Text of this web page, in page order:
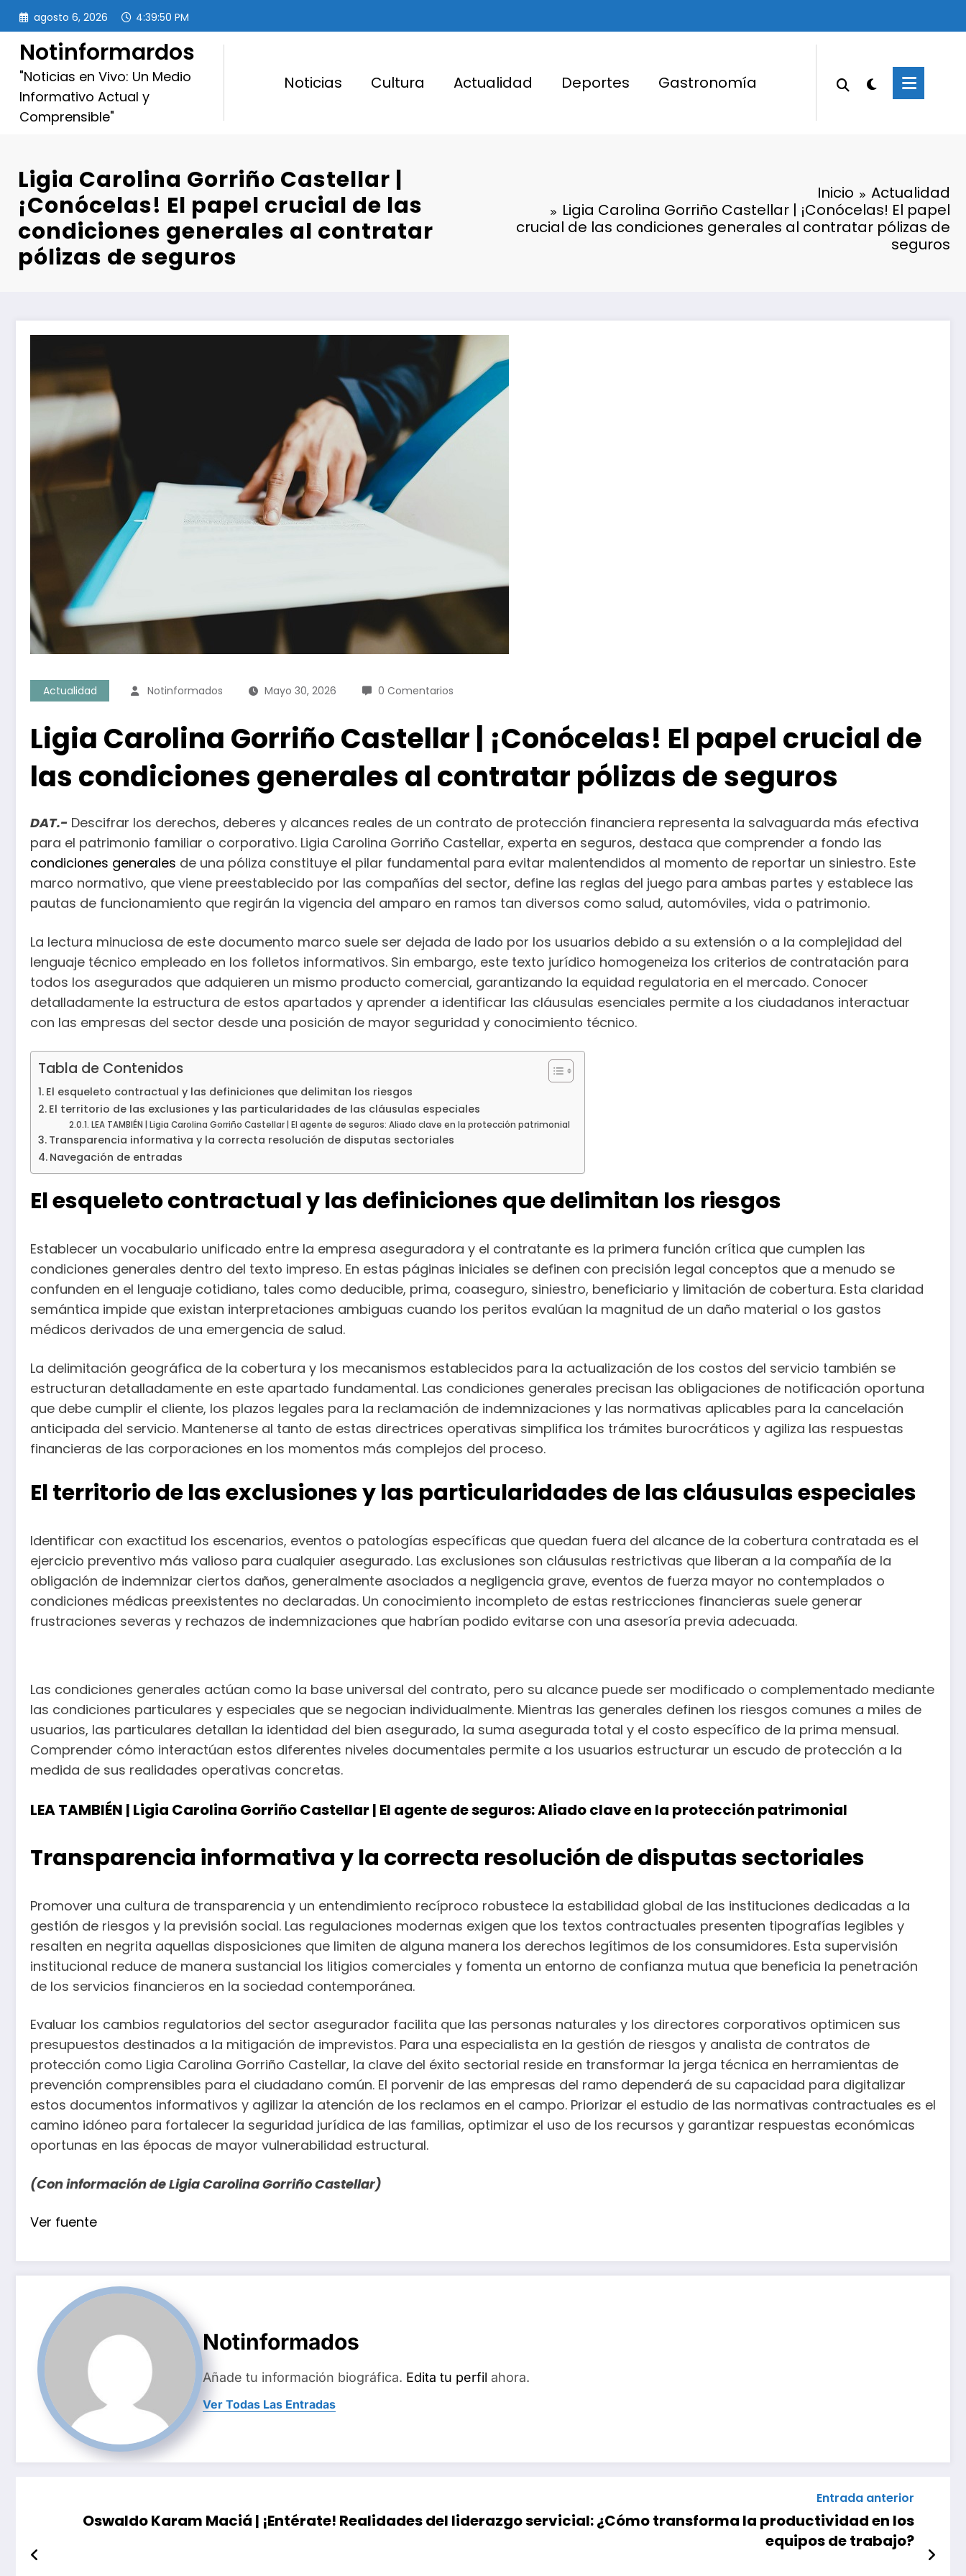
Saltar
contenido
agosto 6, 2026 4:39:51 PM
Notinformardos
"Noticias en Vivo: Un Medio
Informativo Actual y
Comprensible"
Noticias Cultura Actualidad Deportes Gastronomía
Ligia Carolina Gorriño Castellar |
¡Conócelas! El papel crucial de las
condiciones generales al contratar
pólizas de seguros
Inicio
Actualidad
Ligia Carolina Gorriño Castellar | ¡Conócelas! El papel
crucial de las condiciones generales al contratar pólizas de
seguros
Actualidad Notinformados Mayo 30, 2026 0 Comentarios
Ligia Carolina Gorriño Castellar | ¡Conócelas! El papel crucial de
las condiciones generales al contratar pólizas de seguros
DAT.- Descifrar los derechos, deberes y alcances reales de un contrato de protección financiera representa la salvaguarda más efectiva
para el patrimonio familiar o corporativo. Ligia Carolina Gorriño Castellar, experta en seguros, destaca que comprender a fondo las
condiciones generales de una póliza constituye el pilar fundamental para evitar malentendidos al momento de reportar un siniestro. Este
marco normativo, que viene preestablecido por las compañías del sector, define las reglas del juego para ambas partes y establece las
pautas de funcionamiento que regirán la vigencia del amparo en ramos tan diversos como salud, automóviles, vida o patrimonio.
La lectura minuciosa de este documento marco suele ser dejada de lado por los usuarios debido a su extensión o a la complejidad del
lenguaje técnico empleado en los folletos informativos. Sin embargo, este texto jurídico homogeneiza los criterios de contratación para
todos los asegurados que adquieren un mismo producto comercial, garantizando la equidad regulatoria en el mercado. Conocer
detalladamente la estructura de estos apartados y aprender a identificar las cláusulas esenciales permite a los ciudadanos interactuar
con las empresas del sector desde una posición de mayor seguridad y conocimiento técnico.
Tabla de Contenidos
El esqueleto contractual y las definiciones que delimitan los riesgos
El territorio de las exclusiones y las particularidades de las cláusulas especiales
LEA TAMBIÉN | Ligia Carolina Gorriño Castellar | El agente de seguros: Aliado clave en la protección patrimonial
Transparencia informativa y la correcta resolución de disputas sectoriales
Navegación de entradas
El esqueleto contractual y las definiciones que delimitan los riesgos
Establecer un vocabulario unificado entre la empresa aseguradora y el contratante es la primera función crítica que cumplen las
condiciones generales dentro del texto impreso. En estas páginas iniciales se definen con precisión legal conceptos que a menudo se
confunden en el lenguaje cotidiano, tales como deducible, prima, coaseguro, siniestro, beneficiario y limitación de cobertura. Esta claridad
semántica impide que existan interpretaciones ambiguas cuando los peritos evalúan la magnitud de un daño material o los gastos
médicos derivados de una emergencia de salud.
La delimitación geográfica de la cobertura y los mecanismos establecidos para la actualización de los costos del servicio también se
estructuran detalladamente en este apartado fundamental. Las condiciones generales precisan las obligaciones de notificación oportuna
que debe cumplir el cliente, los plazos legales para la reclamación de indemnizaciones y las normativas aplicables para la cancelación
anticipada del servicio. Mantenerse al tanto de estas directrices operativas simplifica los trámites burocráticos y agiliza las respuestas
financieras de las corporaciones en los momentos más complejos del proceso.
El territorio de las exclusiones y las particularidades de las cláusulas especiales
Identificar con exactitud los escenarios, eventos o patologías específicas que quedan fuera del alcance de la cobertura contratada es el
ejercicio preventivo más valioso para cualquier asegurado. Las exclusiones son cláusulas restrictivas que liberan a la compañía de la
obligación de indemnizar ciertos daños, generalmente asociados a negligencia grave, eventos de fuerza mayor no contemplados o
condiciones médicas preexistentes no declaradas. Un conocimiento incompleto de estas restricciones financieras suele generar
frustraciones severas y rechazos de indemnizaciones que habrían podido evitarse con una asesoría previa adecuada.
Las condiciones generales actúan como la base universal del contrato, pero su alcance puede ser modificado o complementado mediante
las condiciones particulares y especiales que se negocian individualmente. Mientras las generales definen los riesgos comunes a miles de
usuarios, las particulares detallan la identidad del bien asegurado, la suma asegurada total y el costo específico de la prima mensual.
Comprender cómo interactúan estos diferentes niveles documentales permite a los usuarios estructurar un escudo de protección a la
medida de sus realidades operativas concretas.
LEA TAMBIÉN | Ligia Carolina Gorriño Castellar | El agente de seguros: Aliado clave en la protección patrimonial
Transparencia informativa y la correcta resolución de disputas sectoriales
Promover una cultura de transparencia y un entendimiento recíproco robustece la estabilidad global de las instituciones dedicadas a la
gestión de riesgos y la previsión social. Las regulaciones modernas exigen que los textos contractuales presenten tipografías legibles y
resalten en negrita aquellas disposiciones que limiten de alguna manera los derechos legítimos de los consumidores. Esta supervisión
institucional reduce de manera sustancial los litigios comerciales y fomenta un entorno de confianza mutua que beneficia la penetración
de los servicios financieros en la sociedad contemporánea.
Evaluar los cambios regulatorios del sector asegurador facilita que las personas naturales y los directores corporativos optimicen sus
presupuestos destinados a la mitigación de imprevistos. Para una especialista en la gestión de riesgos y analista de contratos de
protección como Ligia Carolina Gorriño Castellar, la clave del éxito sectorial reside en transformar la jerga técnica en herramientas de
prevención comprensibles para el ciudadano común. El porvenir de las empresas del ramo dependerá de su capacidad para digitalizar
estos documentos informativos y agilizar la atención de los reclamos en el campo. Priorizar el estudio de las normativas contractuales es el
camino idóneo para fortalecer la seguridad jurídica de las familias, optimizar el uso de los recursos y garantizar respuestas económicas
oportunas en las épocas de mayor vulnerabilidad estructural.
(Con información de Ligia Carolina Gorriño Castellar)
Navegación
de
entradas
Ver fuente
Notinformados
Añade tu información biográfica. Edita tu perfil ahora.
Ver Todas Las Entradas
Entrada anterior
Oswaldo Karam Maciá | ¡Entérate! Realidades del liderazgo servicial: ¿Cómo transforma la productividad en los
equipos de trabajo?